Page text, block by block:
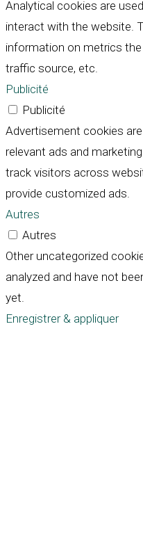
Analytical cookies are
interact with the website.
information on metrics
traffic source, etc.
Publicité
Publicité
Advertisement cookies
relevant ads and
track visitors across
provide customized ads.
Autres
Autres
Other uncategorized
analyzed and have not
yet.
Enregistrer & appliquer